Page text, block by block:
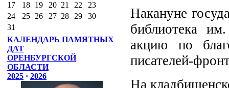
17
18 19 20 21 22
23
24
25 26 27 28 29
30
31
КАЛЕНДАРЬ ПАМЯТНЫХ
ДАТ
ОРЕНБУРГСКОЙ
ОБЛАСТИ
2025 · 2026
Накануне
библиотека
акцию по
писателей-
На